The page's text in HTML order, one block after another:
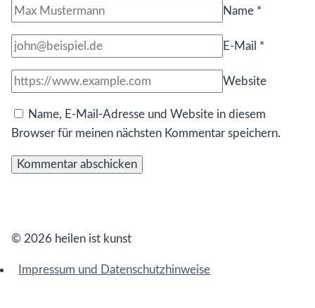
Name *
E-Mail *
Website
Name, E-Mail-Adresse und Website in diesem
Browser für meinen nächsten Kommentar speichern.
© 2026 heilen ist kunst
Impressum und Datenschutzhinweise